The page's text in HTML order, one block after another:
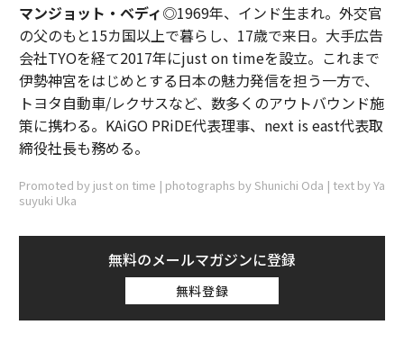
マンジョット・ベディ◎1969年、インド生まれ。外交官
の父のもと15カ国以上で暮らし、17歳で来日。大手広告
会社TYOを経て2017年にjust on timeを設立。これまで
伊勢神宮をはじめとする日本の魅力発信を担う一方で、
トヨタ自動車/レクサスなど、数多くのアウトバウンド施
策に携わる。KAiGO PRiDE代表理事、next is east代表取
締役社長も務める。
Promoted by just on time | photographs by Shunichi Oda | text by Ya
suyuki Uka
無料のメールマガジンに登録
無料登録